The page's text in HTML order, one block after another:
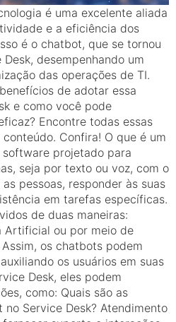
é uma excelente aliada
e a eficiência dos
é o chatbot, que se tornou
desempenhando um
das operações de TI.
de adotar essa
e como você pode
Encontre todas essas
Confira! O que é um
projetado para
seja por texto ou voz, com o
pessoas, responder às suas
em tarefas específicas.
de duas maneiras:
Artificial ou por meio de
os chatbots podem
os usuários em suas
Desk, eles podem
como: Quais são as
Service Desk? Atendimento